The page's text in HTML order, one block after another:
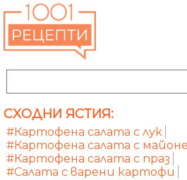
СХОДНИ ЯСТИЯ:
#Картофена салата с лук
#Картофена салата с
#Картофена салата с праз
#Салата с варени картофи